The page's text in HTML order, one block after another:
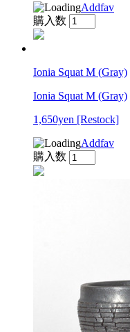
Addfav
購入数
Ionia Squat M (Gray)
Ionia Squat M (Gray)
1,650yen [Restock]
Addfav
購入数